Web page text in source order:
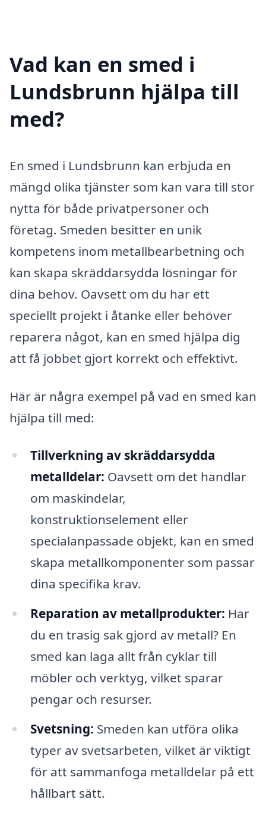
Vad kan en smed i
Lundsbrunn hjälpa till
med?
En smed i Lundsbrunn kan erbjuda en
mängd olika tjänster som kan vara till stor
nytta för både privatpersoner och
företag. Smeden besitter en unik
kompetens inom metallbearbetning och
kan skapa skräddarsydda lösningar för
dina behov. Oavsett om du har ett
speciellt projekt i åtanke eller behöver
reparera något, kan en smed hjälpa dig
att få jobbet gjort korrekt och effektivt.
Här är några exempel på vad en smed kan
hjälpa till med:
Tillverkning av skräddarsydda
metalldelar: Oavsett om det handlar
om maskindelar,
konstruktionselement eller
specialanpassade objekt, kan en smed
skapa metallkomponenter som passar
dina specifika krav.
Reparation av metallprodukter: Har
du en trasig sak gjord av metall? En
smed kan laga allt från cyklar till
möbler och verktyg, vilket sparar
pengar och resurser.
Svetsning: Smeden kan utföra olika
typer av svetsarbeten, vilket är viktigt
för att sammanfoga metalldelar på ett
hållbart sätt.